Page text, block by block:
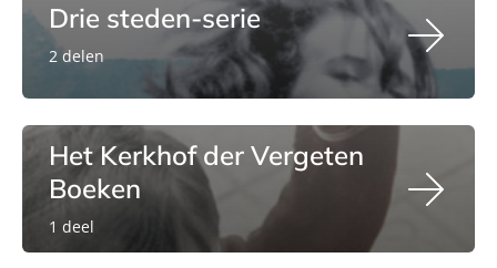
Drie steden-serie
2 delen
Het Kerkhof der Vergeten
Boeken
1 deel